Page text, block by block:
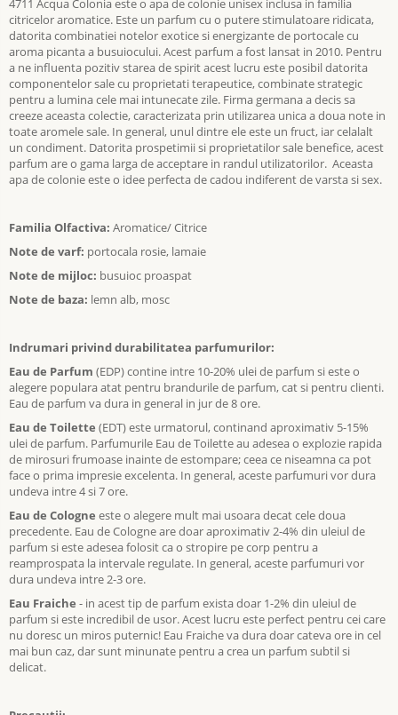
4711 Acqua Colonia este o apa de colonie unisex inclusa in familia
citricelor aromatice. Este un parfum cu o putere stimulatoare ridicata,
datorita combinatiei notelor exotice si energizante de portocale cu
aroma picanta a busuiocului. Acest parfum a fost lansat in 2010. Pentru
a ne influenta pozitiv starea de spirit acest lucru este posibil datorita
componentelor sale cu proprietati terapeutice, combinate strategic
pentru a lumina cele mai intunecate zile. Firma germana a decis sa
creeze aceasta colectie, caracterizata prin utilizarea unica a doua note in
toate aromele sale. In general, unul dintre ele este un fruct, iar celalalt
un condiment. Datorita prospetimii si proprietatilor sale benefice, acest
parfum are o gama larga de acceptare in randul utilizatorilor. Aceasta
apa de colonie este o idee perfecta de cadou indiferent de varsta si sex.
Familia Olfactiva: Aromatice/ Citrice
Note de varf: portocala rosie, lamaie
Note de mijloc: busuioc proaspat
Note de baza: lemn alb, mosc
Indrumari privind durabilitatea parfumurilor:
Eau de Parfum (EDP) contine intre 10-20% ulei de parfum si este o
alegere populara atat pentru brandurile de parfum, cat si pentru clienti.
Eau de parfum va dura in general in jur de 8 ore.
Eau de Toilette (EDT) este urmatorul, continand aproximativ 5-15%
ulei de parfum. Parfumurile Eau de Toilette au adesea o explozie rapida
de mirosuri frumoase inainte de estompare; ceea ce niseamna ca pot
face o prima impresie excelenta. In general, aceste parfumuri vor dura
undeva intre 4 si 7 ore.
Eau de Cologne este o alegere mult mai usoara decat cele doua
precedente. Eau de Cologne are doar aproximativ 2-4% din uleiul de
parfum si este adesea folosit ca o stropire pe corp pentru a
reamprospata la intervale regulate. In general, aceste parfumuri vor
dura undeva intre 2-3 ore.
Eau Fraiche - in acest tip de parfum exista doar 1-2% din uleiul de
parfum si este incredibil de usor. Acest lucru este perfect pentru cei care
nu doresc un miros puternic! Eau Fraiche va dura doar cateva ore in cel
mai bun caz, dar sunt minunate pentru a crea un parfum subtil si
delicat.